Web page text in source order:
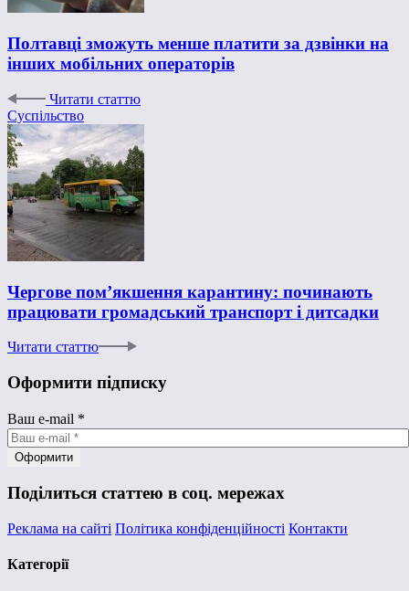
Полтавці зможуть менше платити за дзвінки на
інших мобільних операторів
Читати статтю
Суспільство
Чергове пом’якшення карантину: починають
працювати громадський транспорт і дитсадки
Читати статтю
Оформити підписку
Ваш e-mail *
Поділиться статтею в соц. мережах
Реклама на сайті Політика конфіденційності Контакти
Категорії